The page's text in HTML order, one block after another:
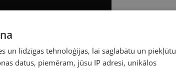
un līdzīgas tehnoloģijas, lai saglabātu un piekļūtu
datus, piemēram, jūsu IP adresi, unikālos